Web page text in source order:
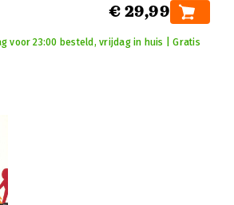
€ 29,99
voor 23:00 besteld, vrijdag in huis | Gratis